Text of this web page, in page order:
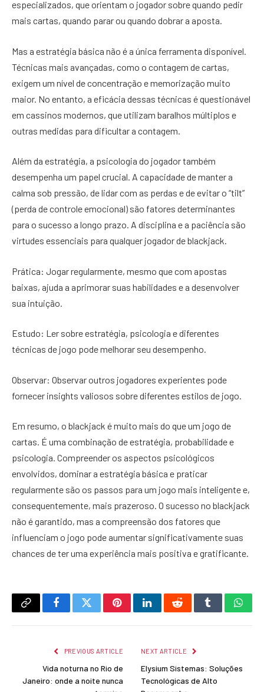
especializados, que orientam o jogador sobre quando pedir
mais cartas, quando parar ou quando dobrar a aposta.
Mas a estratégia básica não é a única ferramenta disponível.
Técnicas mais avançadas, como o contagem de cartas,
exigem um nível de concentração e memorização muito
maior. No entanto, a eficácia dessas técnicas é questionável
em cassinos modernos, que utilizam baralhos múltiplos e
outras medidas para dificultar a contagem.
Além da estratégia, a psicologia do jogador também
desempenha um papel crucial. A capacidade de manter a
calma sob pressão, de lidar com as perdas e de evitar o “tilt”
(perda de controle emocional) são fatores determinantes
para o sucesso a longo prazo. A disciplina e a paciência são
virtudes essenciais para qualquer jogador de blackjack.
Prática: Jogar regularmente, mesmo que com apostas
baixas, ajuda a aprimorar suas habilidades e a desenvolver
sua intuição.
Estudo: Ler sobre estratégia, psicologia e diferentes
técnicas de jogo pode melhorar seu desempenho.
Observar: Observar outros jogadores experientes pode
fornecer insights valiosos sobre diferentes estilos de jogo.
Em resumo, o blackjack é muito mais do que um jogo de
cartas. É uma combinação de estratégia, probabilidade e
psicologia. Compreender os aspectos psicológicos
envolvidos, dominar a estratégia básica e praticar
regularmente são os passos para um jogo mais inteligente e,
consequentemente, mais prazeroso. O sucesso no blackjack
não é garantido, mas a compreensão dos fatores que
influenciam o jogo pode aumentar significativamente suas
chances de ter uma experiência mais positiva e gratificante.
Copy
FacebookTwitterPinterestLinkedInRedditTumblr
PREVIOUS ARTICLE
Vida noturna no Rio de
Janeiro: onde a noite nunca
NEXT ARTICLE
Elysium Sistemas: Soluções
Tecnológicas de Alto